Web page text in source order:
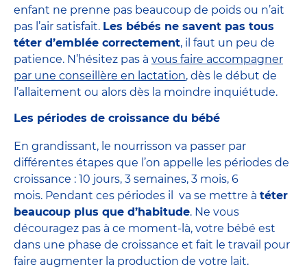
enfant ne prenne pas beaucoup de poids ou n’ait
pas l’air satisfait. Les bébés ne savent pas tous
téter d’emblée correctement, il faut un peu de
patience. N’hésitez pas à vous faire accompagner
par une conseillère en lactation, dès le début de
l’allaitement ou alors dès la moindre inquiétude.
Les périodes de croissance du bébé
En grandissant, le nourrisson va passer par
différentes étapes que l’on appelle les périodes de
croissance : 10 jours, 3 semaines, 3 mois, 6
mois. Pendant ces périodes il va se mettre à téter
beaucoup plus que d’habitude. Ne vous
découragez pas à ce moment-là, votre bébé est
dans une phase de croissance et fait le travail pour
faire augmenter la production de votre lait.